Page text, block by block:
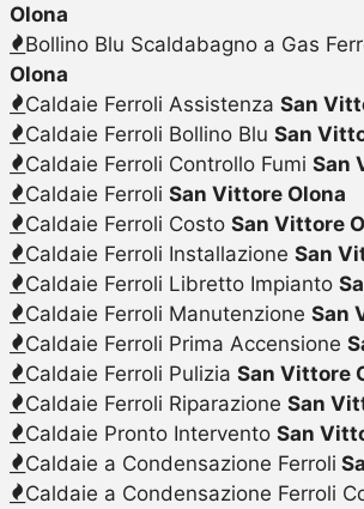
Olona
Bollino Blu Scaldabagno a Gas
Olona
Caldaie Ferroli Assistenza San
Caldaie Ferroli Bollino Blu San
Caldaie Ferroli Controllo Fumi San
Caldaie Ferroli San Vittore Olona
Caldaie Ferroli Costo San Vittore
Caldaie Ferroli Installazione San
Caldaie Ferroli Libretto Impianto
Caldaie Ferroli Manutenzione San
Caldaie Ferroli Prima Accensione
Caldaie Ferroli Pulizia San Vittore
Caldaie Ferroli Riparazione San
Caldaie Pronto Intervento San
Caldaie a Condensazione Ferroli
Caldaie a Condensazione Ferroli